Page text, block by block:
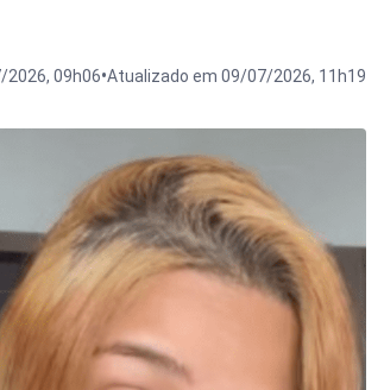
09h06•Atualizado em 09/07/2026, 11h19